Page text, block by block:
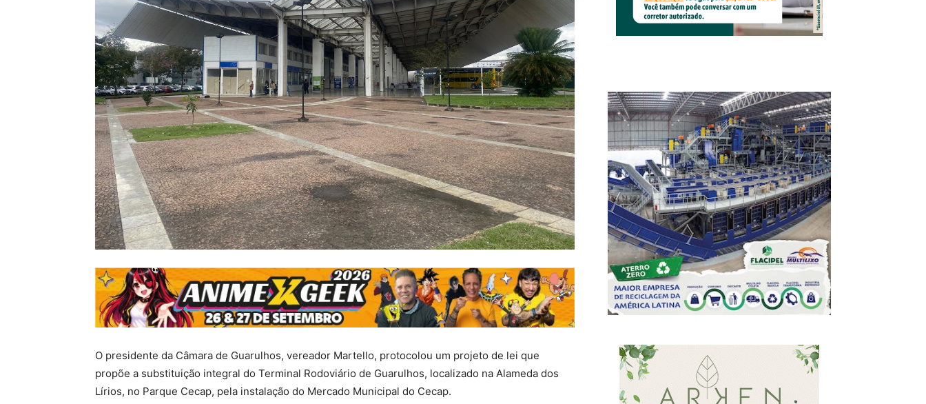
O presidente da Câmara de Guarulhos, vereador Martello, protocolou um projeto de lei que
propõe a substituição integral do Terminal Rodoviário de Guarulhos, localizado na Alameda dos
Lírios, no Parque Cecap, pela instalação do Mercado Municipal do Cecap.